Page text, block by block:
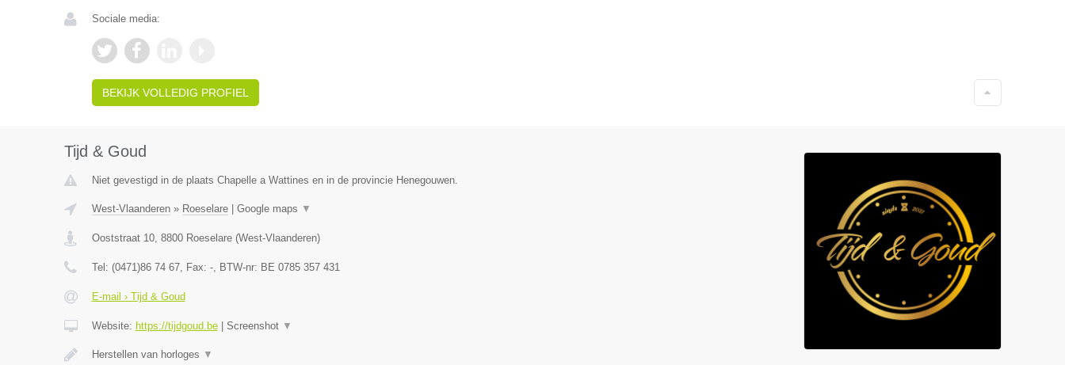
Sociale media:
BEKIJK VOLLEDIG PROFIEL
Tijd & Goud
Niet gevestigd in de plaats Chapelle a Wattines en in de provincie Henegouwen.
West-Vlaanderen» Roeselare| Google maps ▼
Ooststraat 10, 8800 Roeselare(West-Vlaanderen)
Tel: (0471)86 74 67, Fax: -, BTW-nr: BE 0785 357 431
E-mail › Tijd & Goud
Website: https://tijdgoud.be| Screenshot ▼
Herstellen van horloges ▼